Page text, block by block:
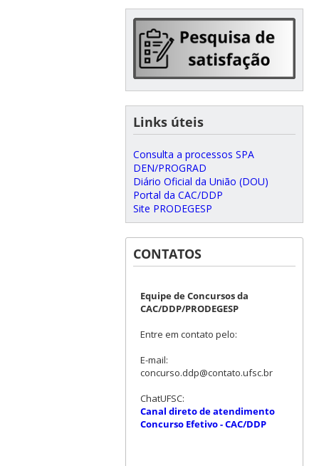
Links úteis
Consulta a processos SPA
DEN/PROGRAD
Diário Oficial da União (DOU)
Portal da CAC/DDP
Site PRODEGESP
CONTATOS
Equipe de Concursos da
CAC/DDP/PRODEGESP
Entre em contato pelo:
E-mail:
concurso.ddp@contato.ufsc.br
ChatUFSC:
Canal direto de atendimento
Concurso Efetivo - CAC/DDP